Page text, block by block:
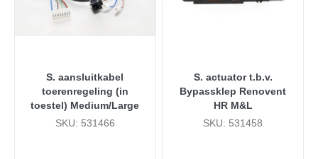
S. aansluitkabel
toerenregeling (in
toestel) Medium/Large
SKU: 531466
S. actuator t.b.v.
Bypassklep Renovent
HR M&L
SKU: 531458